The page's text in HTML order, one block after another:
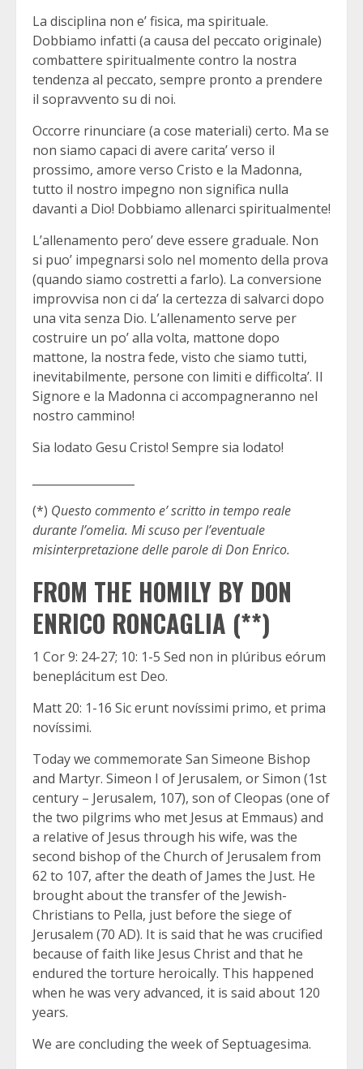
La disciplina non e’ fisica, ma spirituale.
Dobbiamo infatti (a causa del peccato originale)
combattere spiritualmente contro la nostra
tendenza al peccato, sempre pronto a prendere
il sopravvento su di noi.
Occorre rinunciare (a cose materiali) certo. Ma se
non siamo capaci di avere carita’ verso il
prossimo, amore verso Cristo e la Madonna,
tutto il nostro impegno non significa nulla
davanti a Dio! Dobbiamo allenarci spiritualmente!
L’allenamento pero’ deve essere graduale. Non
si puo’ impegnarsi solo nel momento della prova
(quando siamo costretti a farlo). La conversione
improvvisa non ci da’ la certezza di salvarci dopo
una vita senza Dio. L’allenamento serve per
costruire un po’ alla volta, mattone dopo
mattone, la nostra fede, visto che siamo tutti,
inevitabilmente, persone con limiti e difficolta’. Il
Signore e la Madonna ci accompagneranno nel
nostro cammino!
Sia lodato Gesu Cristo! Sempre sia lodato!
(*) Questo commento e’ scritto in tempo reale
durante l’omelia. Mi scuso per l’eventuale
misinterpretazione delle parole di Don Enrico.
FROM THE HOMILY BY DON
ENRICO RONCAGLIA (**)
1 Cor 9: 24-27; 10: 1-5 Sed non in plúribus eórum
beneplácitum est Deo.
Matt 20: 1-16 Sic erunt novíssimi primo, et prima
novíssimi.
Today we commemorate San Simeone Bishop
and Martyr. Simeon I of Jerusalem, or Simon (1st
century – Jerusalem, 107), son of Cleopas (one of
the two pilgrims who met Jesus at Emmaus) and
a relative of Jesus through his wife, was the
second bishop of the Church of Jerusalem from
62 to 107, after the death of James the Just. He
brought about the transfer of the Jewish-
Christians to Pella, just before the siege of
Jerusalem (70 AD). It is said that he was crucified
because of faith like Jesus Christ and that he
endured the torture heroically. This happened
when he was very advanced, it is said about 120
years.
We are concluding the week of Septuagesima.